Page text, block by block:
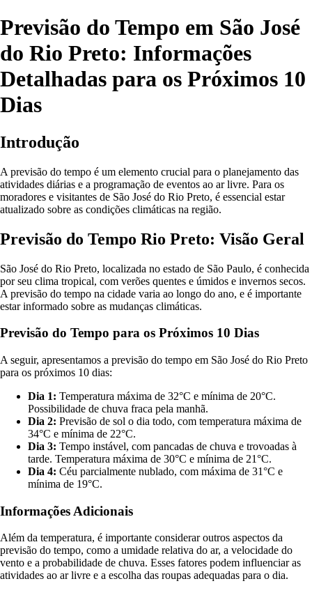
Previsão do Tempo em São José
do Rio Preto: Informações
Detalhadas para os Próximos 10
Dias
Introdução
A previsão do tempo é um elemento crucial para o planejamento das
atividades diárias e a programação de eventos ao ar livre. Para os
moradores e visitantes de São José do Rio Preto, é essencial estar
atualizado sobre as condições climáticas na região.
Previsão do Tempo Rio Preto: Visão Geral
São José do Rio Preto, localizada no estado de São Paulo, é conhecida
por seu clima tropical, com verões quentes e úmidos e invernos secos.
A previsão do tempo na cidade varia ao longo do ano, e é importante
estar informado sobre as mudanças climáticas.
Previsão do Tempo para os Próximos 10 Dias
A seguir, apresentamos a previsão do tempo em São José do Rio Preto
para os próximos 10 dias:
Dia 1: Temperatura máxima de 32°C e mínima de 20°C.
Possibilidade de chuva fraca pela manhã.
Dia 2: Previsão de sol o dia todo, com temperatura máxima de
34°C e mínima de 22°C.
Dia 3: Tempo instável, com pancadas de chuva e trovoadas à
tarde. Temperatura máxima de 30°C e mínima de 21°C.
Dia 4: Céu parcialmente nublado, com máxima de 31°C e
mínima de 19°C.
Informações Adicionais
Além da temperatura, é importante considerar outros aspectos da
previsão do tempo, como a umidade relativa do ar, a velocidade do
vento e a probabilidade de chuva. Esses fatores podem influenciar as
atividades ao ar livre e a escolha das roupas adequadas para o dia.